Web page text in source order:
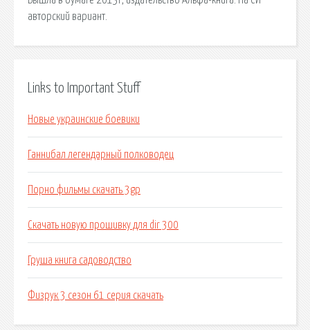
авторский вариант.
Links to Important Stuff
Новые украинские боевики
Ганнибал легендарный полководец
Порно фильмы скачать 3gp
Скачать новую прошивку для dir 300
Груша книга садоводство
Физрук 3 сезон 61 серия скачать